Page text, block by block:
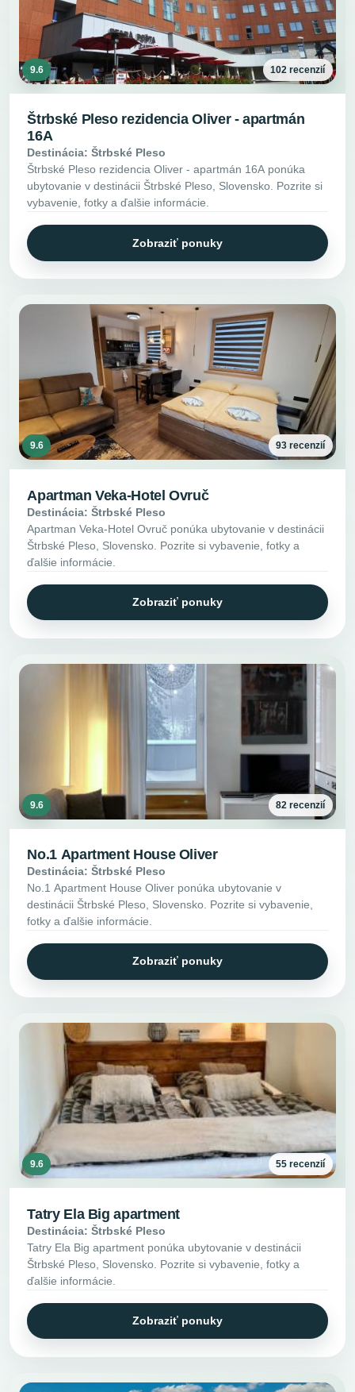
9.6 102 recenzií
Štrbské Pleso rezidencia Oliver - apartmán
16A
Destinácia: Štrbské Pleso
Štrbské Pleso rezidencia Oliver - apartmán 16A ponúka
ubytovanie v destinácii Štrbské Pleso, Slovensko. Pozrite si
vybavenie, fotky a ďalšie informácie.
Zobraziť ponuky
9.6 93 recenzií
Apartman Veka-Hotel Ovruč
Destinácia: Štrbské Pleso
Apartman Veka-Hotel Ovruč ponúka ubytovanie v destinácii
Štrbské Pleso, Slovensko. Pozrite si vybavenie, fotky a
ďalšie informácie.
Zobraziť ponuky
9.6 82 recenzií
No.1 Apartment House Oliver
Destinácia: Štrbské Pleso
No.1 Apartment House Oliver ponúka ubytovanie v
destinácii Štrbské Pleso, Slovensko. Pozrite si vybavenie,
fotky a ďalšie informácie.
Zobraziť ponuky
9.6 55 recenzií
Tatry Ela Big apartment
Destinácia: Štrbské Pleso
Tatry Ela Big apartment ponúka ubytovanie v destinácii
Štrbské Pleso, Slovensko. Pozrite si vybavenie, fotky a
ďalšie informácie.
Zobraziť ponuky